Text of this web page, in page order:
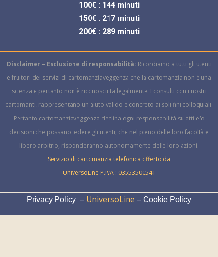
100€ : 144 minuti
150€ : 217 minuti
200€ : 289 minuti
Disclaimer – Esclusione di responsabilità: Ricordiamo a tutti gli utenti
e fruitori dei servizi di cartomanziaveggenza che la cartomanzia non è una
scienza e pertanto non è riconosciuta legalmente. I consulti con i nostri
cartomanti, rappresentano un aiuto valido e concreto ai soli fini colloquiali.
Pertanto cartomanziaveggenza declina ogni responsabilità su atti e/o
decisioni che possano ledere gli utenti, che nel pieno delle loro facoltà e
libero arbitrio, risponderanno autonomamente delle loro azioni.
Servizio di cartomanzia telefonica offerto da
UniversoLine P.IVA : 03553500541
Privacy Policy – UniversoLine – Cookie Policy